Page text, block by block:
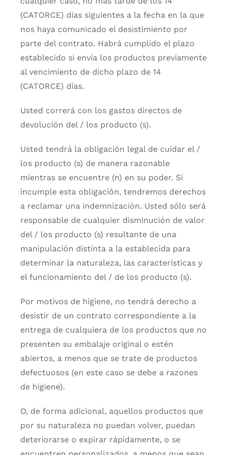
(CATORCE) días siguientes a la fecha en la que
nos haya comunicado el desistimiento por
parte del contrato. Habrá cumplido el plazo
establecido si envía los productos previamente
al vencimiento de dicho plazo de 14
(CATORCE) días.
Usted correrá con los gastos directos de
devolución del / los producto (s).
Usted tendrá la obligación legal de cuidar el /
los producto (s) de manera razonable
mientras se encuentre (n) en su poder. Si
incumple esta obligación, tendremos derechos
a reclamar una indemnización. Usted sólo será
responsable de cualquier disminución de valor
del / los producto (s) resultante de una
manipulación distinta a la establecida para
determinar la naturaleza, las características y
el funcionamiento del / de los producto (s).
Por motivos de higiene, no tendrá derecho a
desistir de un contrato correspondiente a la
entrega de cualquiera de los productos que no
presenten su embalaje original o estén
abiertos, a menos que se trate de productos
defectuosos (en este caso se debe a razones
de higiene).
O, de forma adicional, aquellos productos que
por su naturaleza no puedan volver, puedan
deteriorarse o expirar rápidamente, o se